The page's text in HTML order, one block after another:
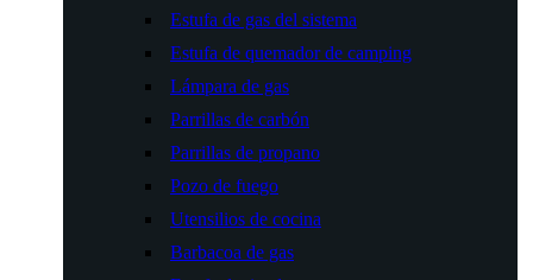
Estufa de gas del sistema
Estufa de quemador de camping
Lámpara de gas
Parrillas de carbón
Parrillas de propano
Pozo de fuego
Utensilios de cocina
Barbacoa de gas